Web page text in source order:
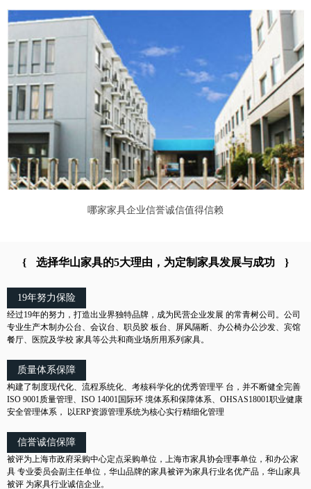
哪家家具企业信誉诚信值得信赖
{ 选择华山家具的5大理由，为定制家具发展与成功 }
19年努力保险
经过19年的努力，打造出业界独特品牌，成为民营企业发展 的常青树公司。公司
专业生产木制办公台、会议台、职员胶 板台、屏风隔断、办公椅办公沙发、宾馆
餐厅、医院及学校 家具等公共和商业场所用系列家具。
质量体系保障
构建了制度现代化、流程系统化、考核科学化的优秀管理平 台，并不断健全完善
ISO 9001质量管理、ISO 14001国际环 境体系和保障体系、OHSAS18001职业健康
安全管理体系， 以ERP资源管理系统为核心实行精细化管理
信誉诚信保障
被评为上海市政府采购中心定点采购单位，上海市家具协会理事单位，和办公家
具 专业委员会副主任单位，华山品牌的家具被评为家具行业名优产品，华山家具
被评 为家具行业诚信企业。